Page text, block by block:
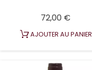
72,00 €
AJOUTER AU PANIER